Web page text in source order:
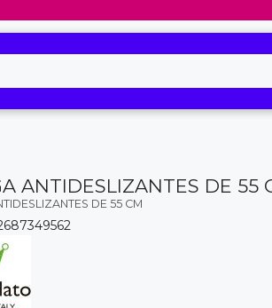
ANTIDESLIZANTES DE 55
DE 55 CM